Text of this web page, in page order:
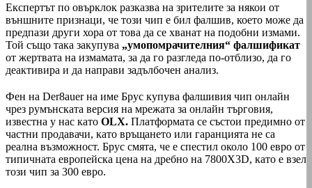
Експертът по овърклок разказва на зрителите за някои от
външните признаци, че този чип е бил фалшив, което може да
предпази други хора от това да се хванат на подобни измами.
Той също така закупува „умопомрачителния“ фалшификат
от жертвата на измамата, за да го разгледа по-отблизо, да го
деактивира и да направи задълбочен анализ.
Фен на Der8auer на име Брус купува фалшивия чип онлайн
чрез румънската версия на мрежата за онлайн търговия,
известна у нас като OLX. Платформата се състои предимно от
частни продавачи, като връщането или гаранцията не са
реална възможност. Брус смята, че е спестил около 100 евро от
типичната европейска цена на дребно на 7800X3D, като е взел
този чип за 300 евро.